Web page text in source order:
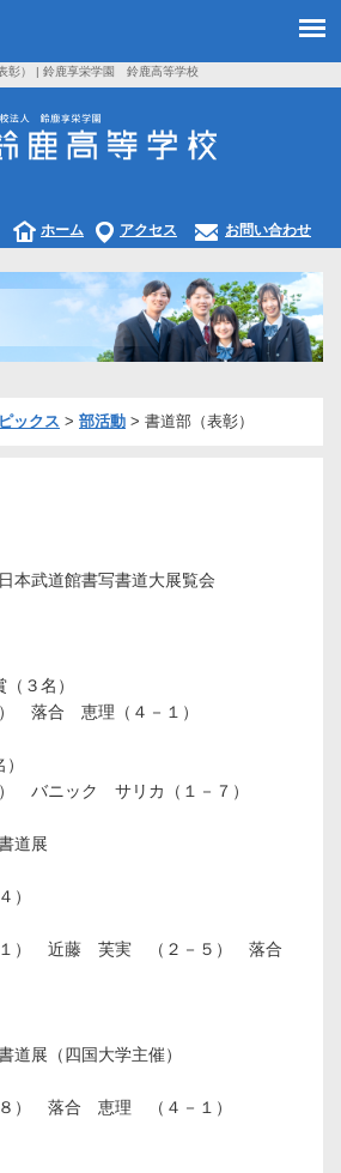
彰） | 鈴鹿享栄学園 鈴鹿高等学校
お問い合わせ
アクセス
ホーム
ックス > 部活動 > 書道部（表彰）
本武道館書写書道大展覧会
３名）
落合 恵理（４－１）
バニック サリカ（１－７）
道展
）
） 近藤 芙実 （２－５） 落合
展（四国大学主催）
） 落合 恵理 （４－１）